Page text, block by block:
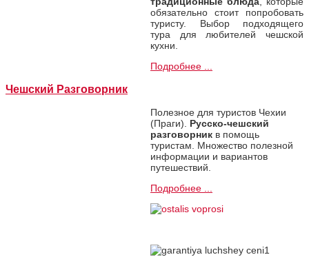
обязательно стоит попробовать
туристу. Выбор подходящего
тура для любителей чешской
кухни.
Подробнее ...
Чешский Разговорник
Полезное для туристов Чехии
(Праги). Русско-чешский
разговорник в помощь
туристам. Множество полезной
информации и вариантов
путешествий.
Подробнее ...